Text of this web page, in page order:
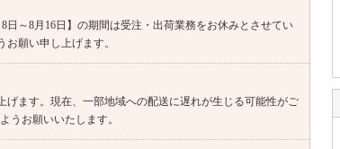
～8月16日】の期間は受注・出荷業務をお休みとさせてい
願い申し上げます。
ます。現在、一部地域への配送に遅れが生じる可能性がご
うお願いいたします。